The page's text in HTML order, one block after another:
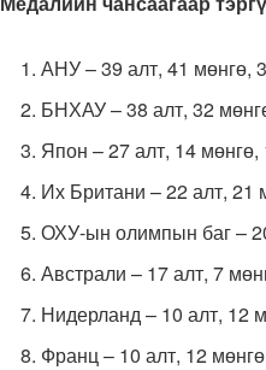
АНУ – 39 алт, 41 мөнгө,
БНХАУ – 38 алт, 32
Япон – 27 алт, 14 мөнгө,
Их Британи – 22 алт, 21
ОХУ-ын олимпын баг –
Австрали – 17 алт, 7
Нидерланд – 10 алт, 12
Франц – 10 алт, 12